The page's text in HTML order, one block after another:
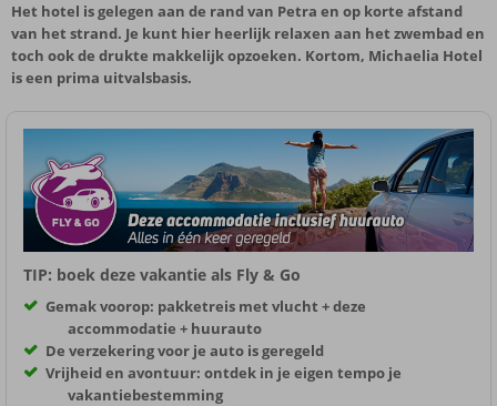
Het hotel is gelegen aan de rand van Petra en op korte afstand
van het strand. Je kunt hier heerlijk relaxen aan het zwembad en
toch ook de drukte makkelijk opzoeken. Kortom, Michaelia Hotel
is een prima uitvalsbasis.
TIP: boek deze vakantie als Fly & Go
Gemak voorop: pakketreis met vlucht + deze
accommodatie + huurauto
De verzekering voor je auto is geregeld
Vrijheid en avontuur: ontdek in je eigen tempo je
vakantiebestemming